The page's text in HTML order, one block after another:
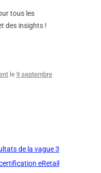
tous les
des insights !
le 9 septembre
de la vague 3
eRetail